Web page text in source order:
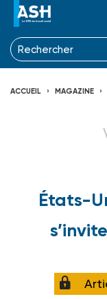
ACCUEIL MAGAZINE
États-